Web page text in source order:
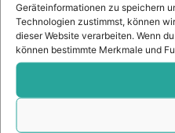
Geräteinformationen zu speichern
Technologien zustimmst, können
dieser Website verarbeiten. Wenn
können bestimmte Merkmale und
Mainwesthafen
60327
069